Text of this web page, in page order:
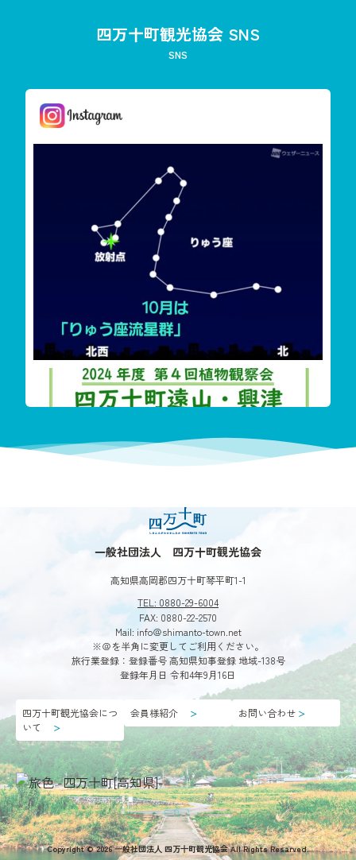
四万十町観光協会 SNS
SNS
第3回植物観察会
「希少植物花盛り」 ■日時：2024年９月28日（土）
一般社団法人 四万十町観光協会
高知県高岡郡四万十町琴平町1-1
TEL: 0880-29-6004
FAX: 0880-22-2570
Mail: info＠shimanto-town.net
※＠を半角に変更してご利用ください。
旅行業登録：登録番号 高知県知事登録 地域-138号
登録年月日 令和4年9月16日
四万十町観光協会につ
いて
＞
会員様紹介 ＞ お問い合わせ ＞
Copyright © 2026 ⼀般社団法⼈ 四万⼗町観光協会 All Rights Resarved.